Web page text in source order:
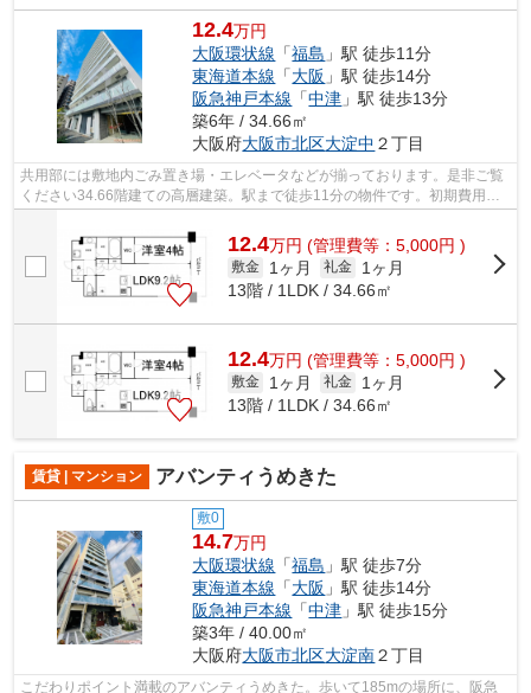
12.4万円
大阪環状線 「福島 」駅 徒歩11分
東海道本線 「大阪 」駅 徒歩14分
阪急神戸本線 「中津 」駅 徒歩13分
築6年 / 34.66㎡
大阪府大阪市北区大淀中 ２丁目
共用部には敷地内ごみ置き場・エレベータなどが揃っております。是非ご覧
ください34.66階建ての高層建築。駅まで徒歩11分の物件です。初期費用は
12.4万円 (管理費等：5,000円 )
敷金 1ヶ月 礼金
1ヶ月
13階 / 1LDK / 34.66㎡
12.4万円 (管理費等：5,000円 )
敷金 1ヶ月 礼金
1ヶ月
13階 / 1LDK / 34.66㎡
賃貸 | マンション アバンティうめきた
敷0
14.7万円
大阪環状線 「福島 」駅 徒歩7分
東海道本線 「大阪 」駅 徒歩14分
阪急神戸本線 「中津 」駅 徒歩15分
築3年 / 40.00㎡
大阪府大阪市北区大淀南２丁目
こだわりポイント満載のアバンティうめきた。歩いて185mの場所に、阪急